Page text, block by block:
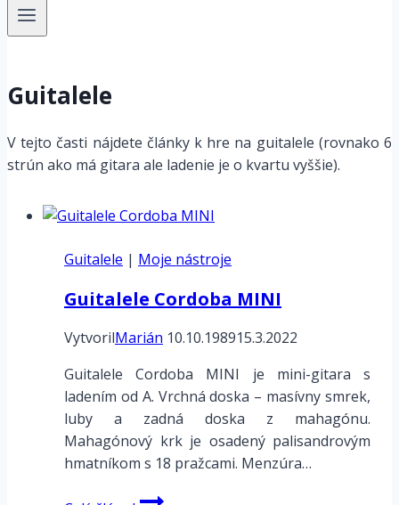
Guitalele
V tejto časti nájdete články k hre na guitalele (rovnako 6
strún ako má gitara ale ladenie je o kvartu vyššie).
Guitalele | Moje nástroje
Guitalele Cordoba MINI
VytvorilMarián 10.10.198915.3.2022
Guitalele Cordoba MINI je mini-gitara s
ladením od A. Vrchná doska – masívny smrek,
luby a zadná doska z mahagónu.
Mahagónový krk je osadený palisandrovým
hmatníkom s 18 pražcami. Menzúra…
Guitalele